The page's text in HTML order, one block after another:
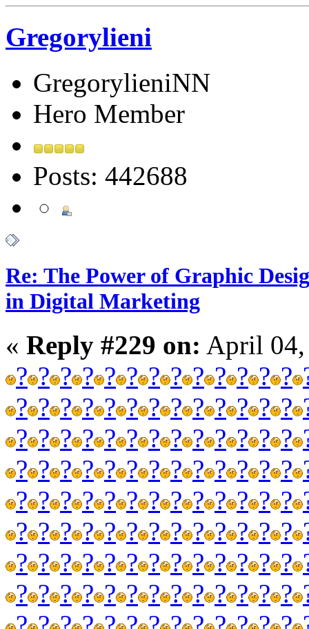
Gregorylieni
GregorylieniNN
Hero Member
Posts: 442688
Re: The Power of Graphic
in Digital Marketing
« Reply #229 on: April 04,
? ? ? ? ? ? ? ? ? ? ? ? ?
? ? ? ? ? ? ? ? ? ? ? ? ?
? ? ? ? ? ? ? ? ? ? ? ? ?
? ? ? ? ? ? ? ? ? ? ? ? ?
? ? ? ? ? ? ? ? ? ? ? ? ?
? ? ? ? ? ? ? ? ? ? ? ? ?
? ? ? ? ? ? ? ? ? ? ? ? ?
? ? ? ? ? ? ? ? ? ? ? ? ?